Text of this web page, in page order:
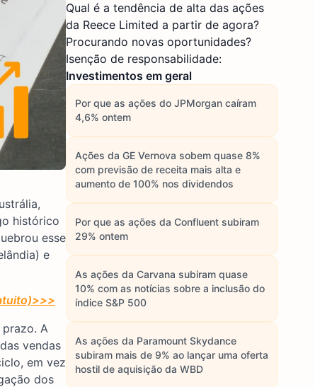
histórico
esse
e
A
vendas
em vez
dos
Qual é a tendência de alta das ações
da Reece Limited a partir de agora?
Procurando novas oportunidades?
Isenção de responsabilidade:
Investimentos em geral
Por que as ações do JPMorgan caíram
4,6% ontem
Ações da GE Vernova sobem quase 8%
com previsão de receita mais alta e
aumento de 100% nos dividendos
Por que as ações da Confluent subiram
29% ontem
As ações da Carvana subiram quase
10% com as notícias sobre a inclusão do
índice S&P 500
As ações da Paramount Skydance
subiram mais de 9% ao lançar uma oferta
hostil de aquisição da WBD